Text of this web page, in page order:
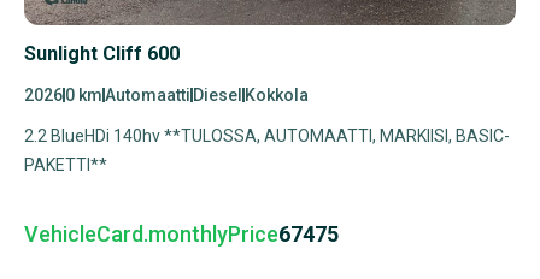
Sunlight Cliff 600
20260 kmAutomaatti Diesel Kokkola
2.2 BlueHDi 140hv **TULOSSA, AUTOMAATTI, MARKIISI, BASIC-
PAKETTI**
VehicleCard.monthlyPrice67475